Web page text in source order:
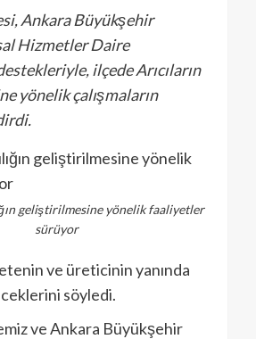
Ankara Büyükşehir
Hizmetler Daire
ilçede Arıcıların
yönelik çalışmaların
geliştirilmesine yönelik faaliyetler
sürüyor
ve üreticinin yanında
söyledi.
ve Ankara Büyükşehir